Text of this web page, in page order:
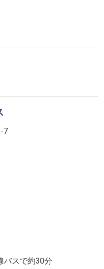
7
バスで約30分